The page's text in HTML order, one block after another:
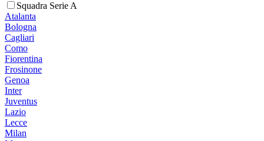
Squadra Serie A
Atalanta
Bologna
Cagliari
Como
Fiorentina
Frosinone
Genoa
Inter
Juventus
Lazio
Lecce
Milan